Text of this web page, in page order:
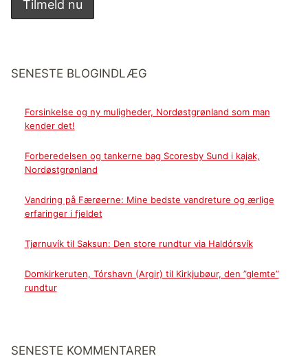
SENESTE BLOGINDLÆG
Forsinkelse og ny muligheder, Nordøstgrønland som man
kender det!
Forberedelsen og tankerne bag Scoresby Sund i kajak,
Nordøstgrønland
Vandring på Færøerne: Mine bedste vandreture og ærlige
erfaringer i fjeldet
Tjørnuvík til Saksun: Den store rundtur via Haldórsvík
Domkirkeruten, Tórshavn (Argir) til Kirkjubøur, den ”glemte”
rundtur
SENESTE KOMMENTARER